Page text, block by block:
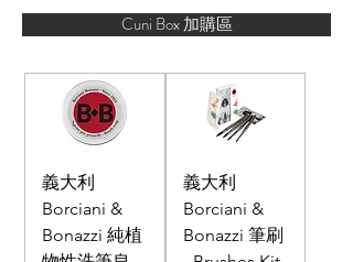
Cuni Box 加購區
義大利
Borciani &
Bonazzi 純植
義大利
Borciani &
Bonazzi 筆刷